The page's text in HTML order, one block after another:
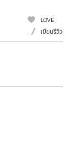
LOVE
เขียนรีวิว